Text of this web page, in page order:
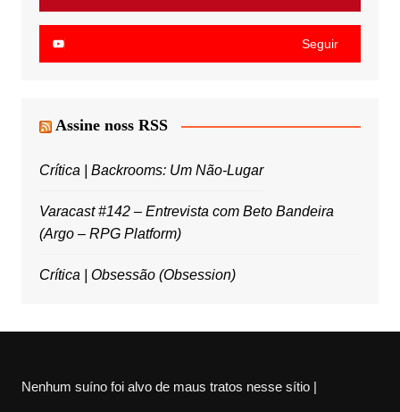
Seguir
Assine noss RSS
Crítica | Backrooms: Um Não-Lugar
Varacast #142 – Entrevista com Beto Bandeira
(Argo – RPG Platform)
Crítica | Obsessão (Obsession)
Nenhum suíno foi alvo de maus tratos nesse sítio |